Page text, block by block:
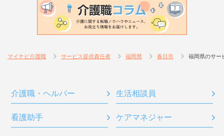
マイナビ介護職 サービス提供責任者 福岡県 春日市 福岡県のサー
介護職・ヘルパー 生活相談員
看護助手 ケアマネジャー